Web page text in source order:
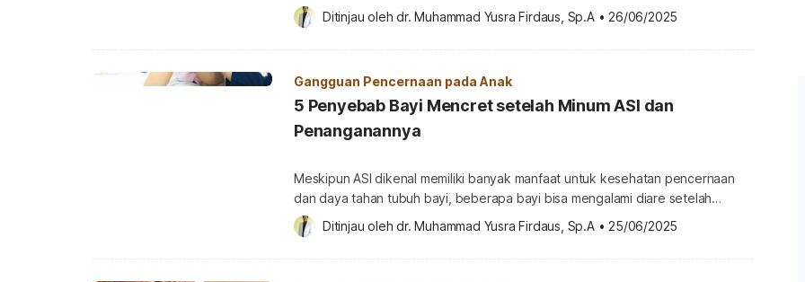
membuat orangtua khawatir. Untuk mengurangi rasa cemas, berikut beberapa
penyebab diare pada bayi yang perlu dipahami orangtua. Penyebab diare
pada bayi usia 0-6 bulan Diare membuat intensitas buang air besar bayi lebih
Ditinjau oleh dr. Muhammad Yusra Firdaus, Sp.A • 26/06/2025
Gangguan Pencernaan pada Anak
5 Penyebab Bayi Mencret setelah Minum ASI dan
Penanganannya
Meskipun ASI dikenal memiliki banyak manfaat untuk kesehatan pencernaan
dan daya tahan tubuh bayi, beberapa bayi bisa mengalami diare setelah
menyusu. Hal ini sering membuat orangtua khawatir dan bertanya-tanya
apakah ASI menjadi penyebabnya. Untuk memahami kondisi ini, penting untuk
mengetahui ciri-ciri bayi mencret setelah minum ASI hingga penyebab dan cara
Ditinjau oleh dr. Muhammad Yusra Firdaus, Sp.A • 25/06/2025